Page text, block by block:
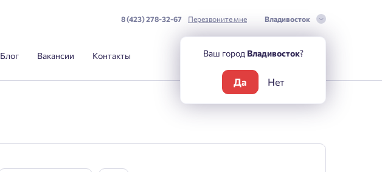
8 (423) 278-32-67 Перезвоните мне Владивосток
Блог Вакансии Контакты Ваш город Владивосток?
Да Нет